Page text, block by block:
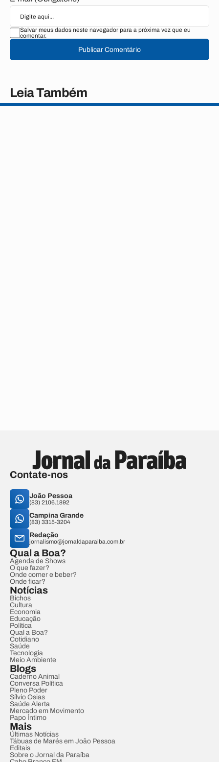
Salvar meus dados neste navegador para a próxima vez que eu
comentar.
Publicar Comentário
Leia Também
Contate-nos
João Pessoa
(83) 2106.1892
Campina Grande
(83) 3315-3204
Redação
jornalismo@jornaldaparaiba.com.br
Qual a Boa?
Agenda de Shows
O que fazer?
Onde comer e beber?
Onde ficar?
Notícias
Bichos
Cultura
Economia
Educação
Política
Qual a Boa?
Cotidiano
Saúde
Tecnologia
Meio Ambiente
Blogs
Caderno Animal
Conversa Política
Pleno Poder
Sílvio Osias
Saúde Alerta
Mercado em Movimento
Papo Íntimo
Mais
Últimas Notícias
Tábuas de Marés em João Pessoa
Editais
Sobre o Jornal da Paraíba